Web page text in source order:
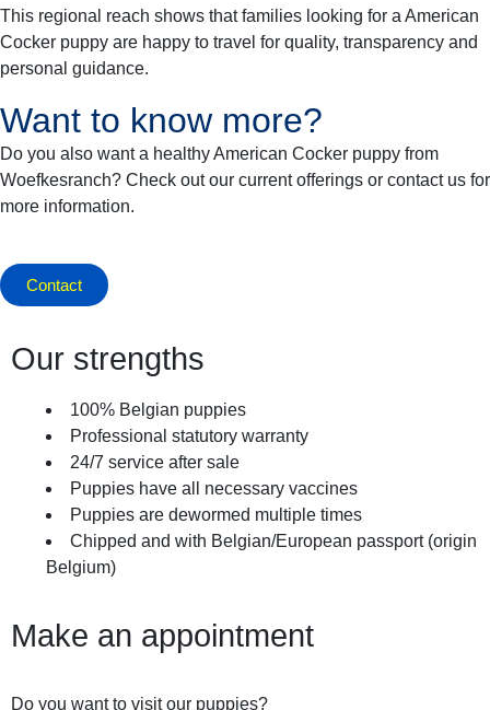
This regional reach shows that families looking for a American
Cocker puppy are happy to travel for quality, transparency and
personal guidance.
Want to know more?
Do you also want a healthy American Cocker puppy from
Woefkesranch? Check out our current offerings or contact us for
more information.
Contact
Our strengths
100% Belgian puppies
Professional statutory warranty
24/7 service after sale
Puppies have all necessary vaccines
Puppies are dewormed multiple times
Chipped and with Belgian/European passport (origin
Belgium)
Make an appointment
Do you want to visit our puppies?